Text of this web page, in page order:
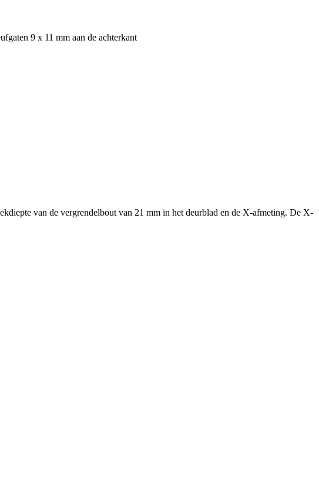
9 x 11 mm aan de achterkant
van de vergrendelbout van 21 mm in het deurblad en de X-afmeting. De X-